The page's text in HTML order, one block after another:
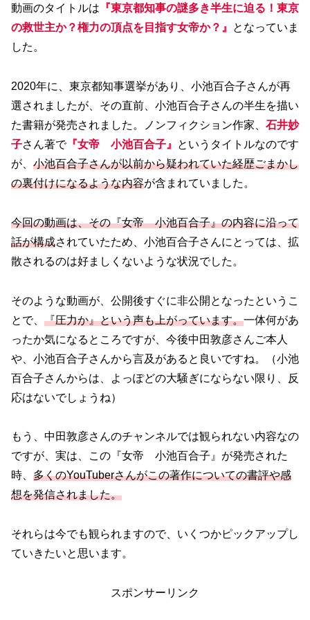
動画のタイトルは 『東京都知事の謎多き半生に迫る！東京
の救世主か？権力の頂点を目指す女帝か？』
となっていま
した。
2020年に、東京都知事選挙があり、小池百合子さんが再
選されましたが、その直前、小池百合子さんの半生を描い
た書籍が発売されました。ノンフィクション作家、 石井妙
子さん著で『女帝 小池百合子』
というタイトルなのです
が、 小池百合子さんが以前から疑われていた経歴ごまかし
の裏付けになるような内容が含まれていました。
今回の動画は、その『女帝 小池百合子』の内容に沿って
話が構成されていたため、小池百合子さんにとっては、拡
散されるのは好ましくないような状況でした。
そのような動画が、公開後すぐに非公開となったというこ
とで、 『圧力か』という声も上がっています。一体何があ
ったか気になるところですが、今後中田敦彦さんご本人
や、小池百合子さんから言及があると良いですね。（小池
百合子さんからは、よっぽどの大騒ぎにならない限り、反
応はないでしょうね）
もう、中田敦彦さんのチャンネルでは観られない内容なの
ですが、実は、この『女帝 小池百合子』が発売された
時、 多くのYouTuberさんがこの著作についての書評や感
想を発信されました。
それらは今でも観られますので、いくつかピックアップし
ていきたいと思います。
スポンサーリンク